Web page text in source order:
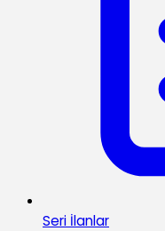
Seri İlanlar